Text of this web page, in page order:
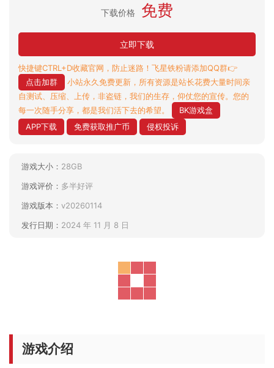
下载价格 免费
立即下载
快捷键CTRL+D收藏官网，防止迷路！飞星铁粉请添加QQ群👉
点击加群
小站永久免费更新，所有资源是站长花费大量时间亲
自测试、压缩、上传，非盗链，我们的生存，仰仗您的宣传。您的
每一次随手分享，都是我们活下去的希望。
BK游戏盒
APP下载
免费获取推广币 侵权投诉
游戏大小： 28GB
游戏评价： 多半好评
游戏版本： v20260114
发行日期： 2024 年 11 月 8 日
游戏介绍